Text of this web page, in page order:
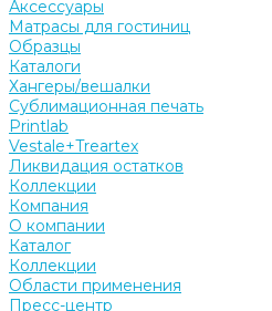
Аксессуары
Матрасы для гостиниц
Образцы
Каталоги
Хангеры/вешалки
Сублимационная печать
Printlab
Vestale+Treartex
Ликвидация остатков
Коллекции
Компания
О компании
Каталог
Коллекции
Области применения
Пресс-центр